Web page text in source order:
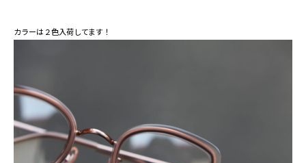
カラーは２色入荷してます！